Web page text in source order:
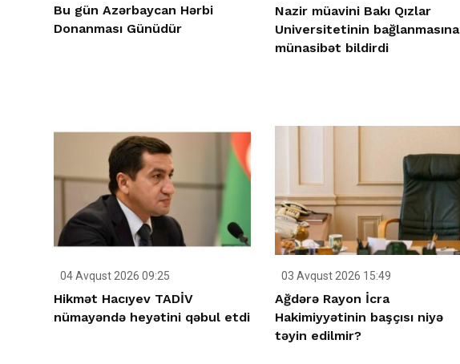
Bu gün Azərbaycan Hərbi
Donanması Günüdür
Nazir müavini Bakı Qızlar
Universitetinin bağlanmasına
münasibət bildirdi
04 Avqust 2026 09:25
Hikmət Hacıyev TADİV
nümayəndə heyətini qəbul etdi
03 Avqust 2026 15:49
Ağdərə Rayon İcra
Hakimiyyətinin başçısı niyə
təyin edilmir?